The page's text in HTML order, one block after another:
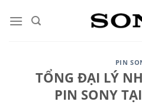
qua
PIN
TỔNG ĐẠI LÝ
PIN SONY